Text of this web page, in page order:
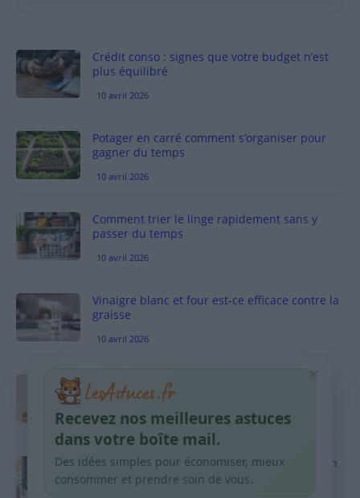
Crédit conso : signes que votre budget n’est
plus équilibré
10 avril 2026
Potager en carré comment s’organiser pour
gagner du temps
10 avril 2026
Comment trier le linge rapidement sans y
passer du temps
10 avril 2026
Vinaigre blanc et four est-ce efficace contre la
graisse
10 avril 2026
Taches pigmentaires : routine simple +
habitudes qui aident
9 avril 2026
Produits ménagers : comment économiser en
courses sans acheter 10 sprays
×
Recevez nos meilleures astuces
dans votre boîte mail.
Des idées simples pour économiser, mieux
consommer et prendre soin de vous.